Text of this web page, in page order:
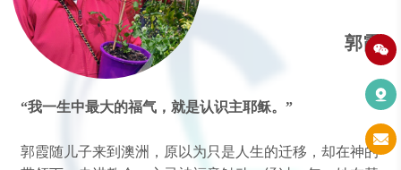
郭霞
“我一生中最大的福气，就是认识主耶稣。”
郭霞随儿子来到澳洲，原以为只是人生的迁移，却在神的